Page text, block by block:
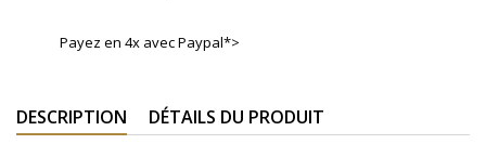
Payez en 4x avec Paypal*>
DESCRIPTION DÉTAILS DU PRODUIT